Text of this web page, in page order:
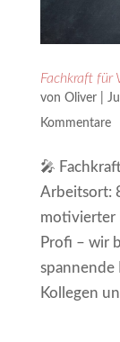
Fachkraft für
von Oliver|
Kommentare
🎤
Arbeitsort:
motivierter
Profi – wir
spannende
Kollegen